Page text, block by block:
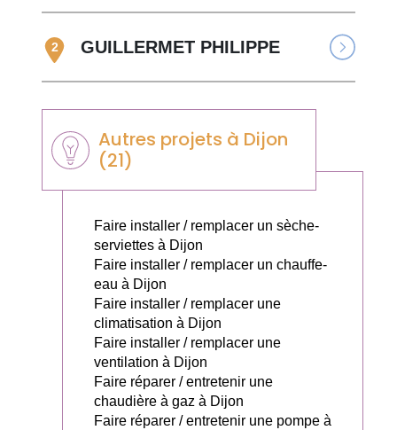
2 GUILLERMET PHILIPPE
Autres projets à Dijon
(21)
Faire installer / remplacer un sèche-
serviettes à Dijon
Faire installer / remplacer un chauffe-
eau à Dijon
Faire installer / remplacer une
climatisation à Dijon
Faire installer / remplacer une
ventilation à Dijon
Faire réparer / entretenir une
chaudière à gaz à Dijon
Faire réparer / entretenir une pompe à